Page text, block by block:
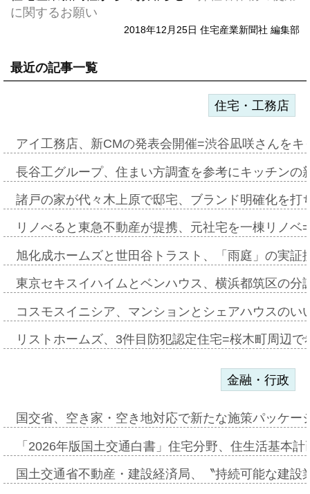
に関するお願い
2018年12月25日 住宅産業新聞社 編集部
最近の記事一覧
住宅・工務店
アイ工務店、新CMの発表会開催=渋谷凪咲さんを
長谷工グループ、住まい方調査を参考にキッチン
諸戸の家が代々木上原で邸宅、ブランド明確化を
リノべると東急不動産が提携、元社宅を一棟リノ
旭化成ホームズと世田谷トラスト、「雨庭」の実
東京セキスイハイムとベンハウス、横浜都筑区の
コスモスイニシア、マンションとシェアハウスの
リストホームズ、3件目防犯認定住宅=桜木町周辺
金融・行政
国交省、空き家・空き地対応で新たな施策パッケ
「2026年版国土交通白書」住宅分野、住生活基本
国土交通省不動産・建設経済局、〝持続可能な建